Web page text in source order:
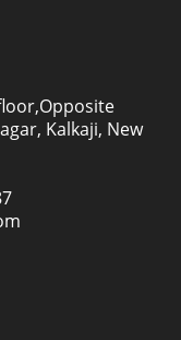
Kalkaji, New